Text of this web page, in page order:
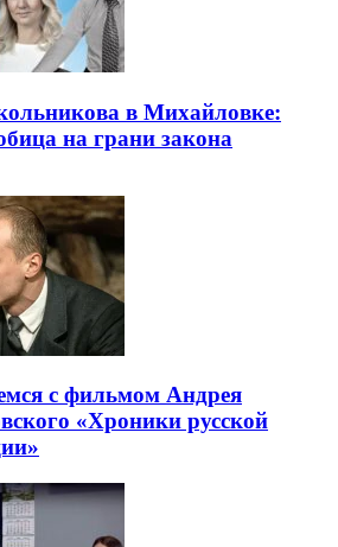
в Михайловке:
на грани закона
с фильмом Андрея
«Хроники русской